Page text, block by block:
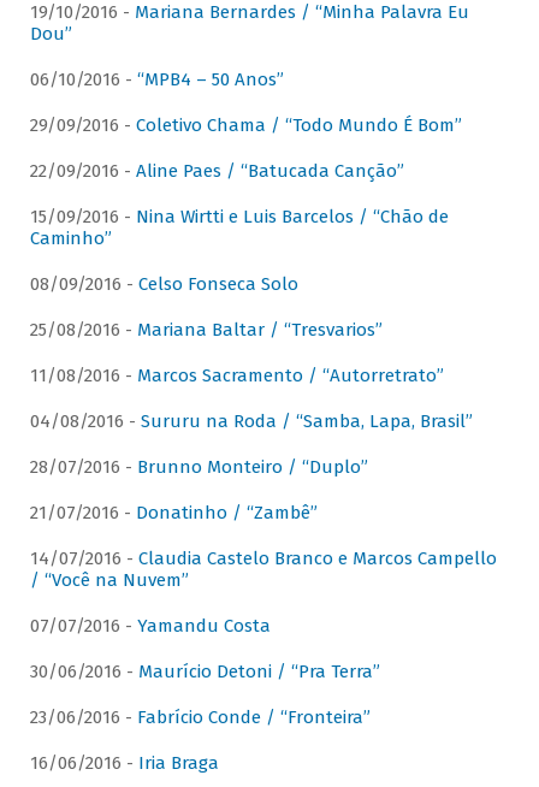
19/10/2016 - Mariana Bernardes / “Minha Palavra Eu
Dou”
06/10/2016 - “MPB4 – 50 Anos”
29/09/2016 - Coletivo Chama / “Todo Mundo É Bom”
22/09/2016 - Aline Paes / “Batucada Canção”
15/09/2016 - Nina Wirtti e Luis Barcelos / “Chão de
Caminho”
08/09/2016 - Celso Fonseca Solo
25/08/2016 - Mariana Baltar / “Tresvarios”
11/08/2016 - Marcos Sacramento / “Autorretrato”
04/08/2016 - Sururu na Roda / “Samba, Lapa, Brasil”
28/07/2016 - Brunno Monteiro / “Duplo”
21/07/2016 - Donatinho / “Zambê”
14/07/2016 - Claudia Castelo Branco e Marcos Campello
/ “Você na Nuvem”
07/07/2016 - Yamandu Costa
30/06/2016 - Maurício Detoni / “Pra Terra”
23/06/2016 - Fabrício Conde / “Fronteira”
16/06/2016 - Iria Braga